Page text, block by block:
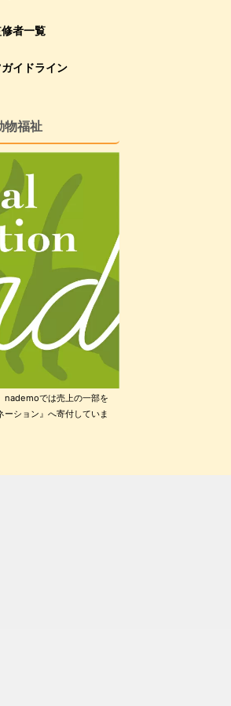
者一覧
イドライン
物福祉
nademoでは売上の一部を
ーション』へ寄付していま